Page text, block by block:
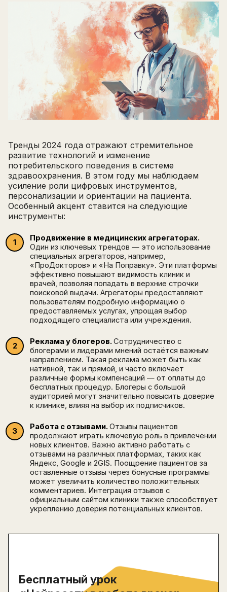
Тренды 2024 года отражают стремительное
развитие технологий и изменение
потребительского поведения в системе
здравоохранения. В этом году мы наблюдаем
усиление роли цифровых инструментов,
персонализации и ориентации на пациента.
Особенный акцент ставится на следующие
инструменты:
Продвижение в медицинских агрегаторах.
Один из ключевых трендов — это использование
специальных агрегаторов, например,
«ПроДокторов» и «На Поправку». Эти платформы
эффективно повышают видимость клиник и
врачей, позволяя попадать в верхние строчки
поисковой выдачи. Агрегаторы предоставляют
пользователям подробную информацию о
предоставляемых услугах, упрощая выбор
подходящего специалиста или учреждения.
Реклама у блогеров. Сотрудничество с
блогерами и лидерами мнений остаётся важным
направлением. Такая реклама может быть как
нативной, так и прямой, и часто включает
различные формы компенсаций — от оплаты до
бесплатных процедур. Блогеры с большой
аудиторией могут значительно повысить доверие
к клинике, влияя на выбор их подписчиков.
Работа с отзывами. Отзывы пациентов
продолжают играть ключевую роль в привлечении
новых клиентов. Важно активно работать с
отзывами на различных платформах, таких как
Яндекс, Google и 2GIS. Поощрение пациентов за
оставленные отзывы через бонусные программы
может увеличить количество положительных
комментариев. Интеграция отзывов с
официальным сайтом клиники также способствует
укреплению доверия потенциальных клиентов.
Бесплатный урок